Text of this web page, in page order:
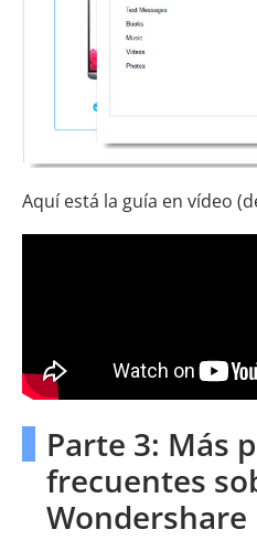
Aquí está la guía en vídeo
Parte 3: Más
frecuentes